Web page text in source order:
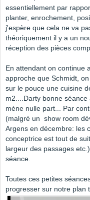
essentiellement par
planter, enrochement,
j'espère que cela ne va
théoriquement il y a un
réception des pièces
En attendant on continue
approche que Schmidt,
sur le pouce une cuisine
m2....Darty bonne
mène nulle part... Par
(malgré un show room
Argens en décembre: les
conceptrice est tout de
largeur des passages
séance.
Toutes ces petites
progresser sur notre plan